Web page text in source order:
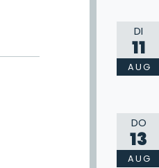
DI
11
AUG
DO
13
AUG